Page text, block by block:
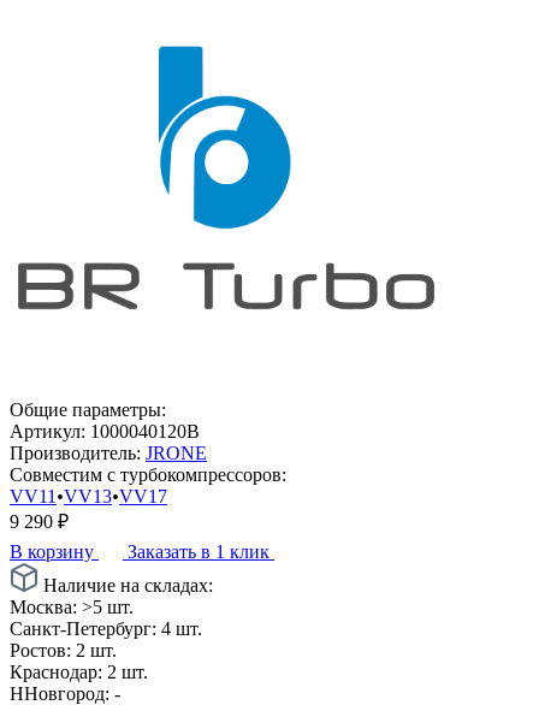
Общие параметры:
Артикул: 1000040120B
Производитель: JRONE
Совместим с турбокомпрессоров:
VV11 •VV13•VV17
9 290 ₽
В корзину
Заказать в 1 клик
Наличие на складах:
Москва: >5 шт.
Санкт-Петербург: 4 шт.
Ростов: 2 шт.
Краснодар: 2 шт.
ННовгород: -